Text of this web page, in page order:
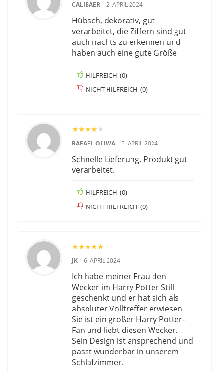
CALIBAER–2. APRIL 2024
Hübsch, dekorativ, gut
verarbeitet, die Ziffern sind gut
auch nachts zu erkennen und
haben auch eine gute Größe
HILFREICH (0)
NICHT HILFREICH (0)
★★★★★
RAFAEL OLIWA– 5. APRIL 2024
Schnelle Lieferung. Produkt gut
verarbeitet.
HILFREICH (0)
NICHT HILFREICH (0)
★★★★★
JK–6. APRIL 2024
Ich habe meiner Frau den
Wecker im Harry Potter Still
geschenkt und er hat sich als
absoluter Volltreffer erwiesen.
Sie ist ein großer Harry Potter-
Fan und liebt diesen Wecker.
Sein Design ist ansprechend und
passt wunderbar in unserem
Schlafzimmer.